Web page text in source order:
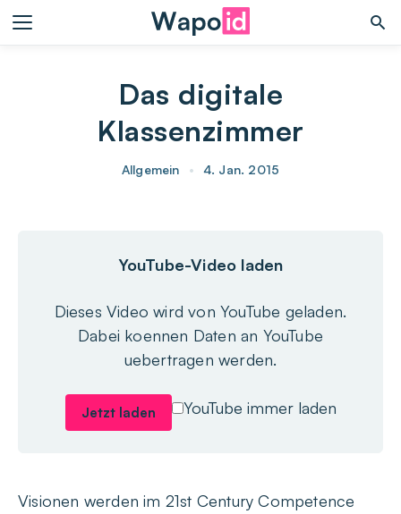
Das digitale
Klassenzimmer
Allgemein • 4. Jan. 2015
YouTube-Video laden
Dieses Video wird von YouTube geladen.
Dabei koennen Daten an YouTube
uebertragen werden.
Jetzt laden YouTube immer laden
Visionen werden im 21st Century Competence